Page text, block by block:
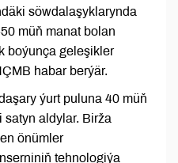
söwdalaşyklarynda
müň manat bolan
boýunça geleşikler
habar berýär.
ýurt puluna 40 müň
aldylar. Birža
önümler
tehnologiýa